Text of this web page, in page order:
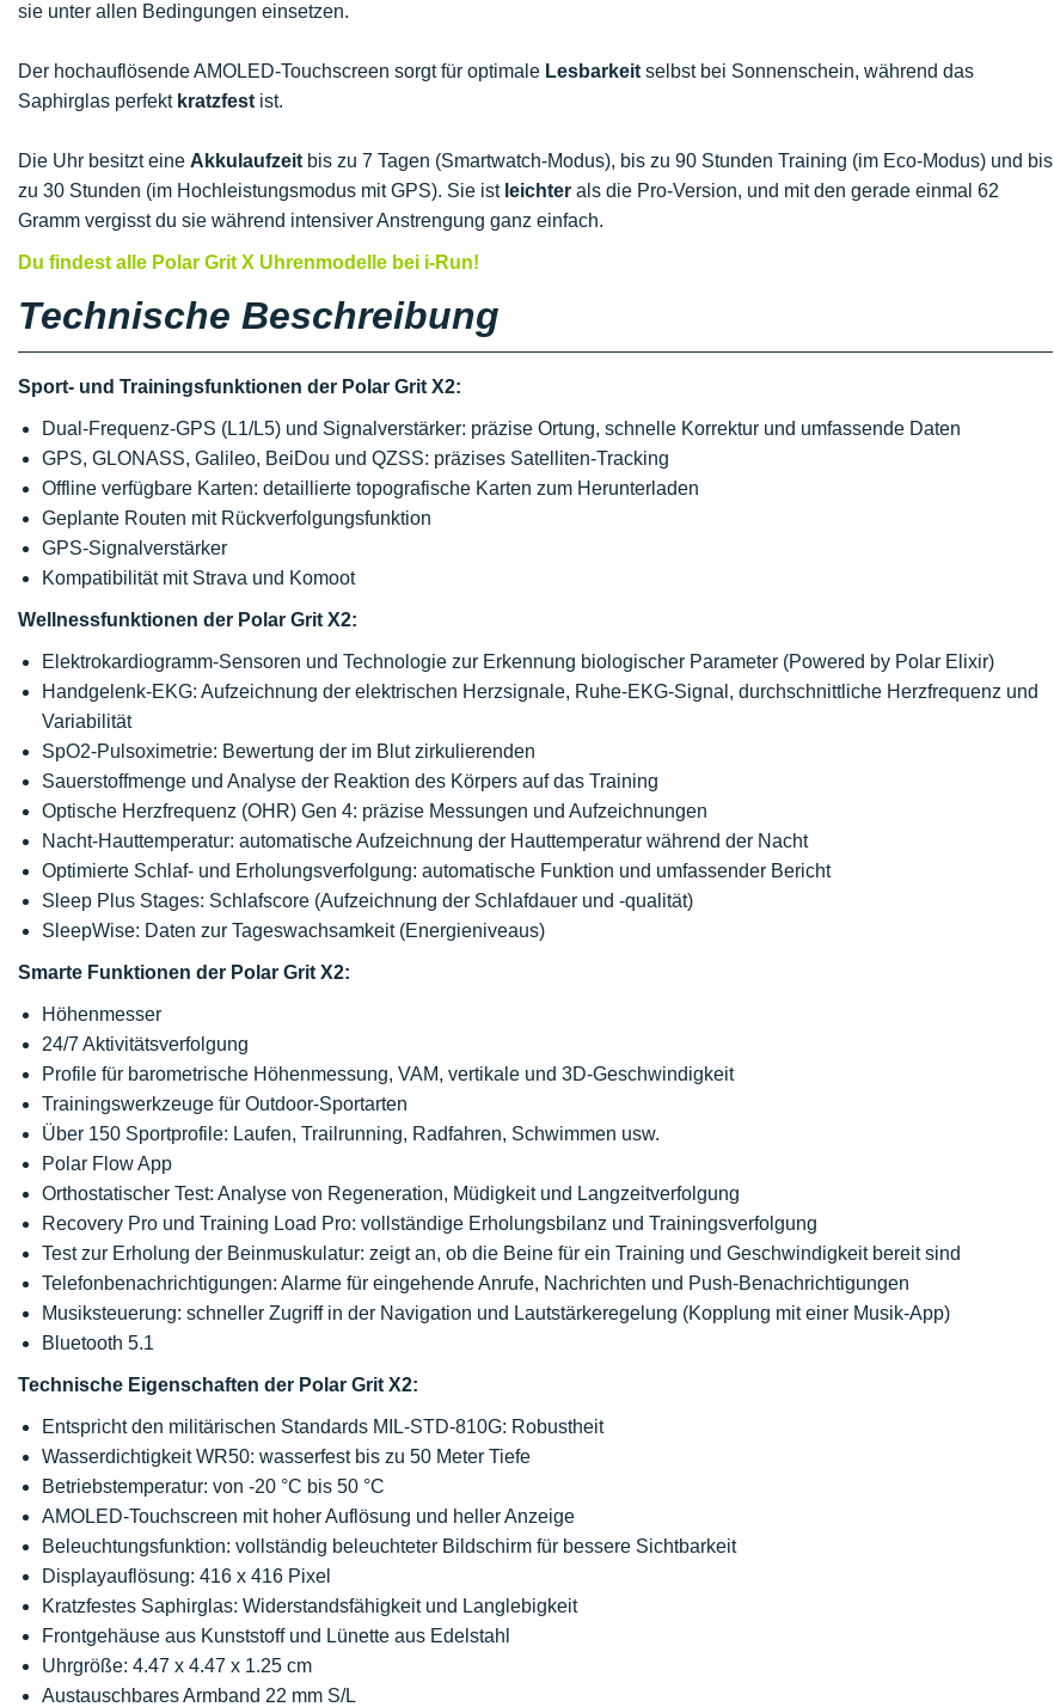
sie unter allen Bedingungen einsetzen.
Der hochauflösende AMOLED-Touchscreen sorgt für optimale Lesbarkeit selbst bei Sonnenschein, während das
Saphirglas perfekt kratzfest ist.
Die Uhr besitzt eine Akkulaufzeit bis zu 7 Tagen (Smartwatch-Modus), bis zu 90 Stunden Training (im Eco-Modus) und bis
zu 30 Stunden (im Hochleistungsmodus mit GPS). Sie ist leichter als die Pro-Version, und mit den gerade einmal 62
Gramm vergisst du sie während intensiver Anstrengung ganz einfach.
Du findest alle Polar Grit X Uhrenmodelle bei i-Run!
Technische Beschreibung
Sport- und Trainingsfunktionen der Polar Grit X2:
Dual-Frequenz-GPS (L1/L5) und Signalverstärker: präzise Ortung, schnelle Korrektur und umfassende Daten
GPS, GLONASS, Galileo, BeiDou und QZSS: präzises Satelliten-Tracking
Offline verfügbare Karten: detaillierte topografische Karten zum Herunterladen
Geplante Routen mit Rückverfolgungsfunktion
GPS-Signalverstärker
Kompatibilität mit Strava und Komoot
Wellnessfunktionen der Polar Grit X2:
Elektrokardiogramm-Sensoren und Technologie zur Erkennung biologischer Parameter (Powered by Polar Elixir)
Handgelenk-EKG: Aufzeichnung der elektrischen Herzsignale, Ruhe-EKG-Signal, durchschnittliche Herzfrequenz und
Variabilität
SpO2-Pulsoximetrie: Bewertung der im Blut zirkulierenden
Sauerstoffmenge und Analyse der Reaktion des Körpers auf das Training
Optische Herzfrequenz (OHR) Gen 4: präzise Messungen und Aufzeichnungen
Nacht-Hauttemperatur: automatische Aufzeichnung der Hauttemperatur während der Nacht
Optimierte Schlaf- und Erholungsverfolgung: automatische Funktion und umfassender Bericht
Sleep Plus Stages: Schlafscore (Aufzeichnung der Schlafdauer und -qualität)
SleepWise: Daten zur Tageswachsamkeit (Energieniveaus)
Smarte Funktionen der Polar Grit X2:
Höhenmesser
24/7 Aktivitätsverfolgung
Profile für barometrische Höhenmessung, VAM, vertikale und 3D-Geschwindigkeit
Trainingswerkzeuge für Outdoor-Sportarten
Über 150 Sportprofile: Laufen, Trailrunning, Radfahren, Schwimmen usw.
Polar Flow App
Orthostatischer Test: Analyse von Regeneration, Müdigkeit und Langzeitverfolgung
Recovery Pro und Training Load Pro: vollständige Erholungsbilanz und Trainingsverfolgung
Test zur Erholung der Beinmuskulatur: zeigt an, ob die Beine für ein Training und Geschwindigkeit bereit sind
Telefonbenachrichtigungen: Alarme für eingehende Anrufe, Nachrichten und Push-Benachrichtigungen
Musiksteuerung: schneller Zugriff in der Navigation und Lautstärkeregelung (Kopplung mit einer Musik-App)
Bluetooth 5.1
Technische Eigenschaften der Polar Grit X2:
Entspricht den militärischen Standards MIL-STD-810G: Robustheit
Wasserdichtigkeit WR50: wasserfest bis zu 50 Meter Tiefe
Betriebstemperatur: von -20 °C bis 50 °C
AMOLED-Touchscreen mit hoher Auflösung und heller Anzeige
Beleuchtungsfunktion: vollständig beleuchteter Bildschirm für bessere Sichtbarkeit
Displayauflösung: 416 x 416 Pixel
Kratzfestes Saphirglas: Widerstandsfähigkeit und Langlebigkeit
Frontgehäuse aus Kunststoff und Lünette aus Edelstahl
Uhrgröße: 4.47 x 4.47 x 1.25 cm
Austauschbares Armband 22 mm S/L